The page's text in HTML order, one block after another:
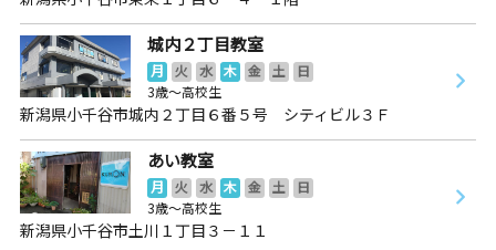
城内２丁目教室
月 火 水 木 金 土
日
3歳～高校生
新潟県小千谷市城内２丁目６番５号 シティビル３Ｆ
あい教室
月 火 水 木 金 土
日
3歳～高校生
新潟県小千谷市土川１丁目３－１１